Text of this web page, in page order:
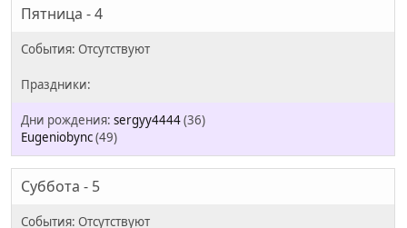
Пятница - 4
sergyy4444(36)
Eugeniobync(49)
Суббота - 5